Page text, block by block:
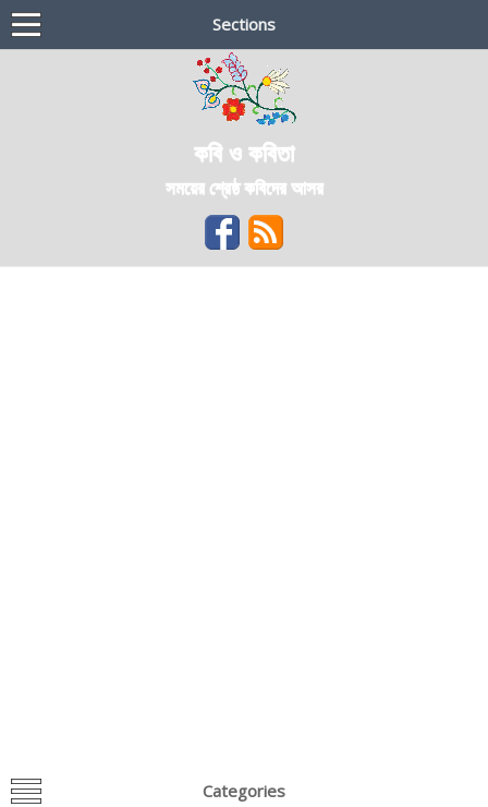
Sections
কবি ও কবিতা
সময়ের শ্রেষ্ঠ কবিদের আসর
Categories